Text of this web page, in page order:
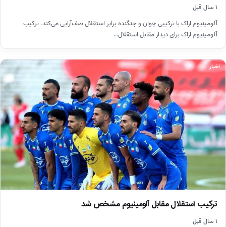
۱ سال قبل
آلومینیوم اراک با ترکیبی جوان و جنگنده برابر استقلال صف‌آرایی می‌کند. ترکیب
آلومینیوم اراک برای دیدار مقابل استقلال…
اخبار
ترکیب استقلال مقابل آلومینیوم مشخص شد
۱ سال قبل